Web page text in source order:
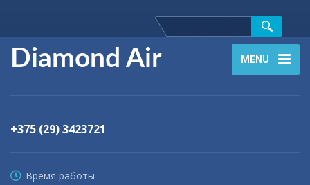
Diamond Air MENU
+375 (29) 3423721
Время работы